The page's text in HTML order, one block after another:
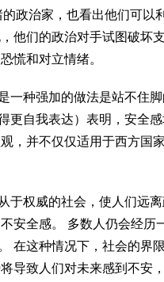
政治家，也看出他们可以
他们的政治对手试图破坏
慌和对立情绪。
一种强加的做法是站不住
更自我表达）表明，安全
，并不仅仅适用于西方国
于权威的社会，使人们远
安全感。 多数人仍会经历
在这种情况下，社会的界
导致人们对未来感到不安